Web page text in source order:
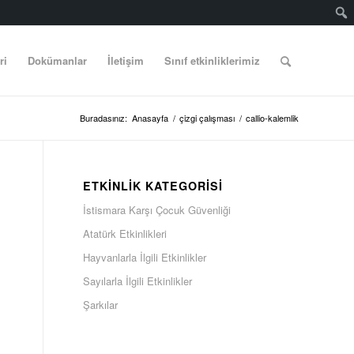
Dokümanlar İletişim Sınıf etkinliklerimiz
Buradasınız: Anasayfa / çizgi çalışması / callio-kalemlik
ETKINLIK KATEGORISI
İstismara Karşı Çocuk Güvenliği
Atatürk Etkinlikleri
Hayvanlarla İlgili Etkinlikler
Sayılarla İlgili Etkinlikler
Şarkılar